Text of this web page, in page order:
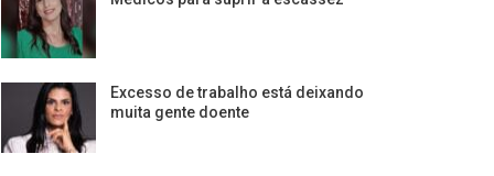
Excesso de trabalho está deixando
muita gente doente